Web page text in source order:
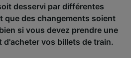
desservi par différentes
que des changements soient
si vous devez prendre une
d'acheter vos billets de train.